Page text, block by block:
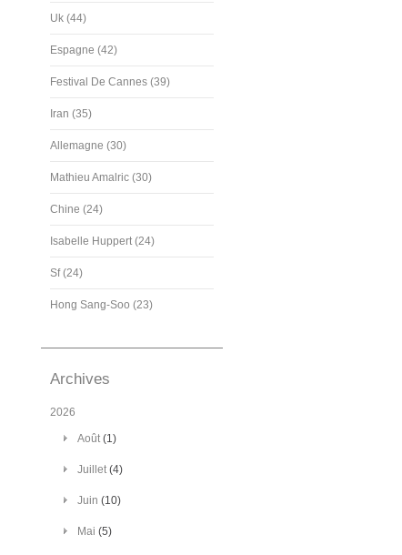
Uk (44)
Espagne (42)
Festival De Cannes (39)
Iran (35)
Allemagne (30)
Mathieu Amalric (30)
Chine (24)
Isabelle Huppert (24)
Sf (24)
Hong Sang-Soo (23)
Archives
2026
Août(1)
Juillet(4)
Juin (10)
Mai (5)